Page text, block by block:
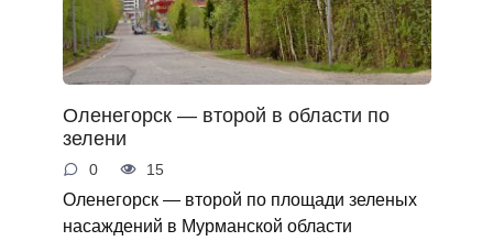
Оленегорск — второй в области по
зелени
0 15
Оленегорск — второй по площади зеленых
насаждений в Мурманской области